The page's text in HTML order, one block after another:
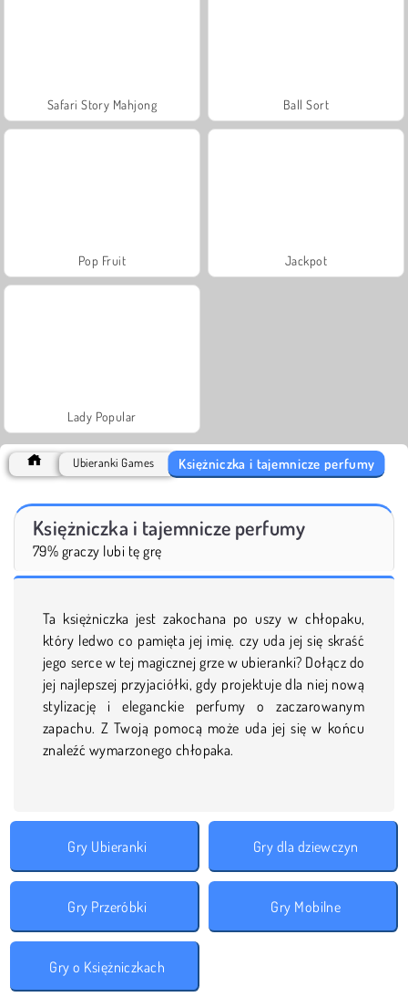
Safari Story Mahjong Ball Sort
Pop Fruit Jackpot
Lady Popular
Ubieranki Games Księżniczka i tajemnicze perfumy
Księżniczka i tajemnicze perfumy
79% graczy lubi tę grę
Ta księżniczka jest zakochana po uszy w chłopaku,
który ledwo co pamięta jej imię. czy uda jej się skraść
jego serce w tej magicznej grze w ubieranki? Dołącz do
jej najlepszej przyjaciółki, gdy projektuje dla niej nową
stylizację i eleganckie perfumy o zaczarowanym
zapachu. Z Twoją pomocą może uda jej się w końcu
znaleźć wymarzonego chłopaka.
Gry Ubieranki Gry dla dziewczyn
Gry Przeróbki Gry Mobilne
Gry o Księżniczkach